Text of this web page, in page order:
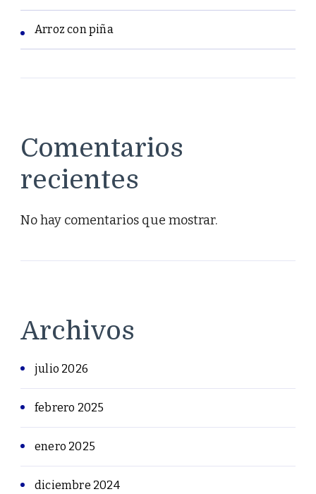
Arroz con piña
Comentarios
recientes
No hay comentarios que mostrar.
Archivos
julio 2026
febrero 2025
enero 2025
diciembre 2024